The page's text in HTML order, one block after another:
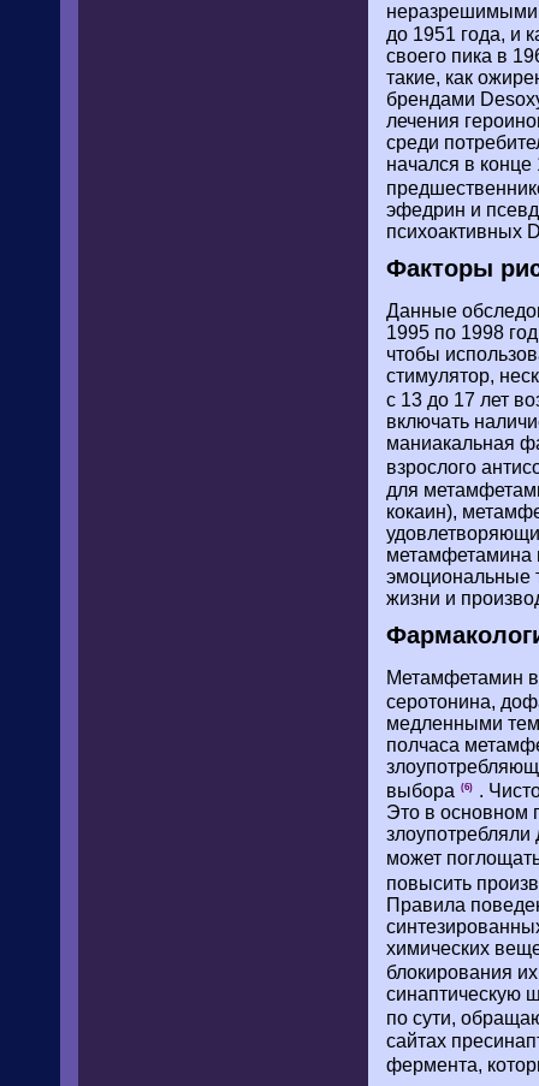
неразрешимыми
до 1951 года, и
своего пика в
такие, как
брендами
лечения
среди
начался в
эфедрин и
психоактивных
Факторы
Данные
1995 по 1998
чтобы
стимулятор,
с 13 до 17 лет
включать
маниакальная
взрослого
для
кокаин),
метамфетамина
эмоциональные
жизни и
Метамфетамин
серотонина,
медленными
полчаса
выбора
(6)
.
Это в основном
злоупотребляли
может
повысить
Правила
химических
блокирования
синаптическую
по сути,
сайтах
фермента,